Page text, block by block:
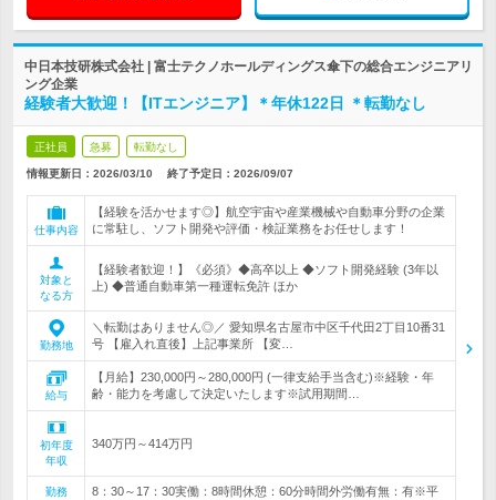
中日本技研株式会社 | 富士テクノホールディングス傘下の総合エンジニアリ
ング企業
経験者大歓迎！【ITエンジニア】＊年休122日 ＊転勤なし
正社員 急募 転勤なし
情報更新日：2026/03/10 終了予定日： 2026/09/07
仕事内容
【経験を活かせます◎】航空宇宙や産業機械や自動車分野の企業
に常駐し、ソフト開発や評価・検証業務をお任せします！
対象と
なる方
【経験者歓迎！】《必須》◆高卒以上 ◆ソフト開発経験 (3年以
上) ◆普通自動車第一種運転免許 ほか
勤務地
＼転勤はありません◎／ 愛知県名古屋市中区千代田2丁目10番31
号 【雇入れ直後】上記事業所 【変…
給与
【月給】230,000円～280,000円 (一律支給手当含む)※経験・年
齢・能力を考慮して決定いたします※試用期間…
初年度
年収
340万円～414万円
勤務 8：30～17：30実働：8時間休憩：60分時間外労働有無：有※平